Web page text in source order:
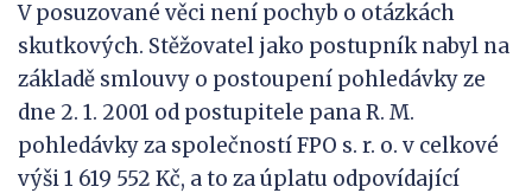
V posuzované věci není pochyb o otázkách
skutkových. Stěžovatel jako postupník nabyl na
základě smlouvy o postoupení pohledávky ze
dne 2. 1. 2001 od postupitele pana R. M.
pohledávky za společností FPO s. r. o. v celkové
výši 1 619 552 Kč, a to za úplatu odpovídající